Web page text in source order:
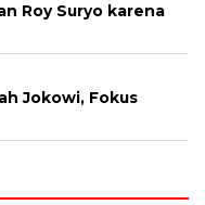
Roy Suryo karena
Jokowi, Fokus